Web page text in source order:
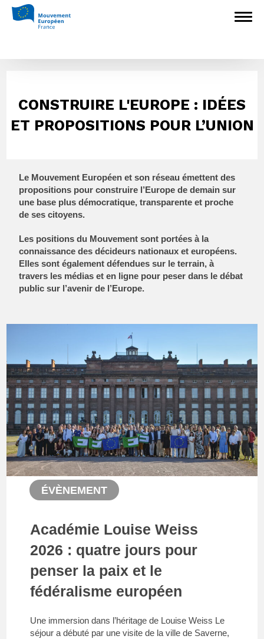
CONSTRUIRE L'EUROPE : IDÉES
ET PROPOSITIONS POUR L’UNION
Le Mouvement Européen et son réseau émettent des
propositions pour construire l’Europe de demain sur
une base plus démocratique, transparente et proche
de ses citoyens.
Les positions du Mouvement sont portées à la
connaissance des décideurs nationaux et européens.
Elles sont également défendues sur le terrain, à
travers les médias et en ligne pour peser dans le débat
public sur l’avenir de l’Europe.
ÉVÈNEMENT
Académie Louise Weiss
2026 : quatre jours pour
penser la paix et le
fédéralisme européen
Une immersion dans l’héritage de Louise Weiss Le
séjour a débuté par une visite de la ville de Saverne,